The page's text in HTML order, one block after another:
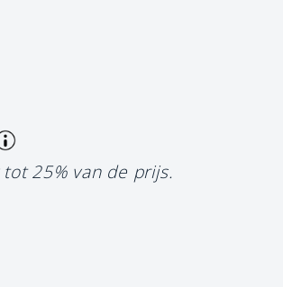
25% van de prijs.